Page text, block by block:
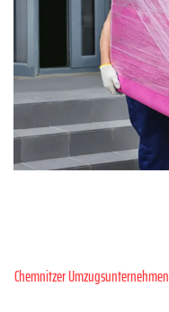
Chemnitzer Umzugsunternehmen